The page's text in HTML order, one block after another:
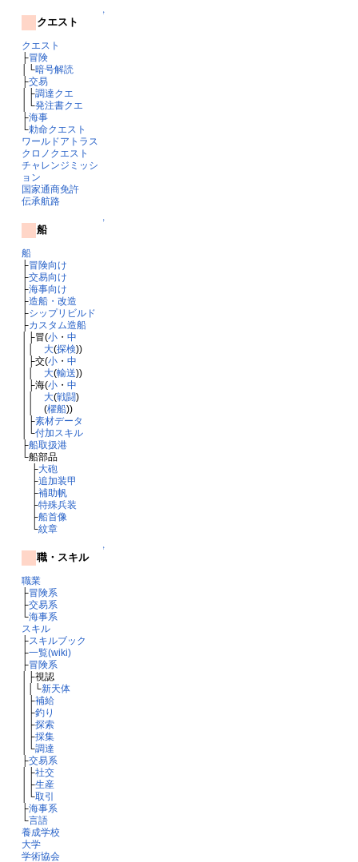
↑
クエスト
クエスト
├冒険
│└暗号解読
├交易
│├調達クエ
│└発注書クエ
├海事
└勅命クエスト
ワールドアトラス
クロノクエスト
チャレンジミッシ
ョン
国家通商免許
伝承航路
↑
船
船
├冒険向け
├交易向け
├海事向け
├造船・改造
├シップリビルド
├カスタム造船
│├冒(小・ 中
大(探検))
│├交(小・ 中
大(輸送))
│├海(小・ 中
大(戦闘)
││ (櫂船))
│├素材データ
│└付加スキル
├船取扱港
└船部品
├大砲
├追加装甲
├補助帆
├特殊兵装
├船首像
└紋章
↑
職・スキル
職業
├冒険系
├交易系
└海事系
スキル
├スキルブック
├一覧(wiki)
├冒険系
│├視認
││└新天体
│├補給
│├釣り
│├探索
│├採集
│└調達
├交易系
│├社交
│├生産
│└取引
├海事系
└言語
養成学校
大学
学術協会